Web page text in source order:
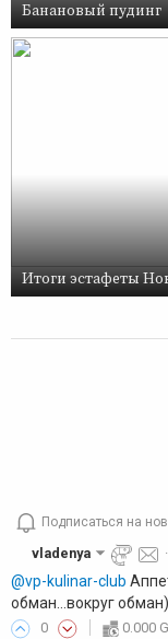
Банановый пудинг
Итоги эстафеты
Подписаться на
vladenya ·
@vp-kulinar-club
обман...вокруг
0 0.000